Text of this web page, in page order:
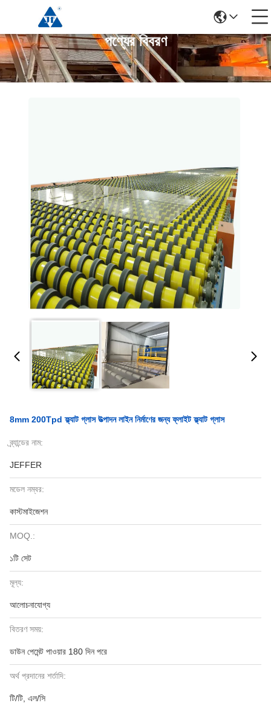
পণ্যের বিবরণ
8mm 200Tpd ফ্ল্যাট গ্লাস উত্পাদন লাইন নির্মাণের জন্য ফ্লাইট ফ্ল্যাট গ্লাস
ব্র্যান্ডের নাম:
JEFFER
মডেল নম্বর:
কাস্টমাইজেশন
MOQ.:
১টি সেট
মূল্য:
আলোচনাযোগ্য
বিতরণ সময়:
ডাউন পেমেন্ট পাওয়ার 180 দিন পরে
অর্থ প্রদানের শর্তাদি:
টি/টি, এল/সি